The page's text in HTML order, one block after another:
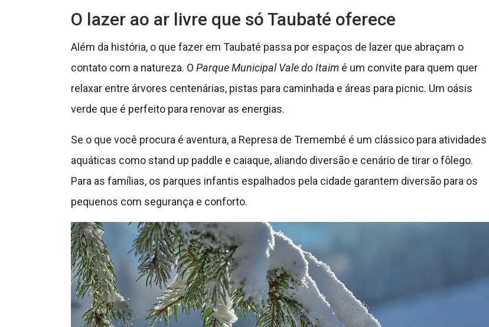
O lazer ao ar livre que só Taubaté oferece
Além da história, o que fazer em Taubaté passa por espaços de lazer que abraçam o
contato com a natureza. O Parque Municipal Vale do Itaimé um convite para quem quer
relaxar entre árvores centenárias, pistas para caminhada e áreas para picnic. Um oásis
verde que é perfeito para renovar as energias.
Se o que você procura é aventura, a Represa de Tremembé é um clássico para atividades
aquáticas como stand up paddle e caiaque, aliando diversão e cenário de tirar o fôlego.
Para as famílias, os parques infantis espalhados pela cidade garantem diversão para os
pequenos com segurança e conforto.